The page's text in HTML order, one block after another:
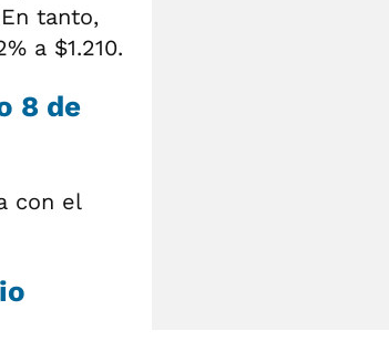
tanto,
a $1.210.
8 de
con el